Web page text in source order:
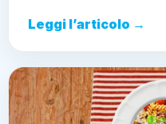
Leggi l’articolo →